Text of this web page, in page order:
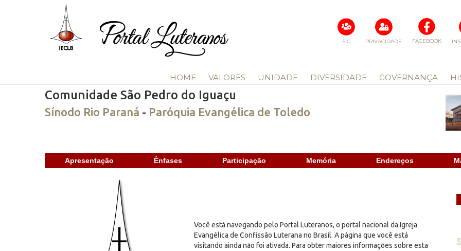
FACEBOOK
PRIVACIDADE
SIG
HOME VALORES UNIDADE DIVERSIDADE GOVERNANÇA
Comunidade São Pedro do Iguaçu
Sínodo Rio Paraná - Paróquia Evangélica de Toledo
Apresentação Ênfases Participação Memória Endereços
Você está navegando pelo Portal Luteranos, o portal nacional da Igreja
Evangélica de Confissão Luterana no Brasil. A página que você está
visitando ainda não foi ativada. Para obter maiores informações sobre esta